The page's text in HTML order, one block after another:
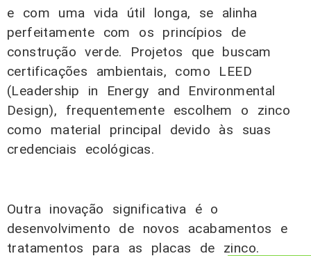
e com uma vida útil longa, se alinha
perfeitamente com os princípios de
construção verde. Projetos que buscam
certificações ambientais, como LEED
(Leadership in Energy and Environmental
Design), frequentemente escolhem o zinco
como material principal devido às suas
credenciais ecológicas.
Outra inovação significativa é o
desenvolvimento de novos acabamentos e
tratamentos para as placas de zinco.